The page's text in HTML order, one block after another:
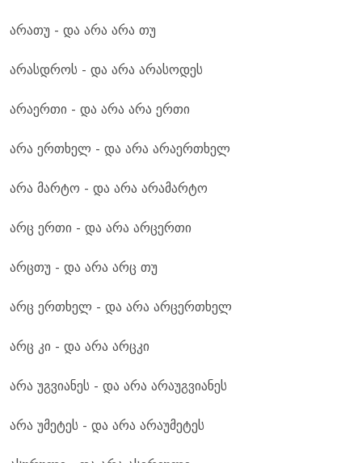
არათუ - და არა არა თუ
არასდროს - და არა არასოდეს
არაერთი - და არა არა ერთი
არა ერთხელ - და არა არაერთხელ
არა მარტო - და არა არამარტო
არც ერთი - და არა არცერთი
არცთუ - და არა არც თუ
არც ერთხელ - და არა არცერთხელ
არც კი - და არა არცკი
არა უგვიანეს - და არა არაუგვიანეს
არა უმეტეს - და არა არაუმეტეს